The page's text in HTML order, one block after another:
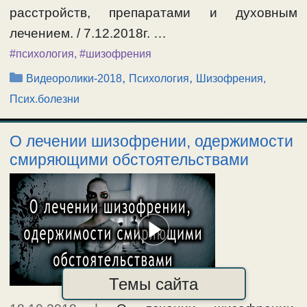
расстройств, препаратами и духовным
лечением. / 7.12.2018г. …
#психология, #шизофрения
Рубрики
Видеоролики-2018, Психология, Шизофрения,
Псих.болезни
О лечении шизофрении, одержимости
смиряющими обстоятельствами
Темы сайта